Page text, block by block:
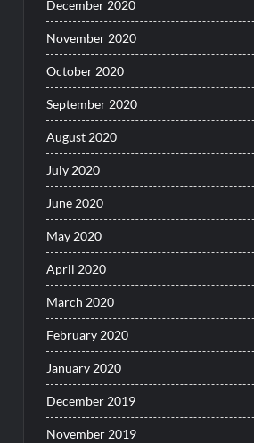
December 2020
November 2020
October 2020
September 2020
August 2020
July 2020
June 2020
May 2020
April 2020
March 2020
February 2020
January 2020
December 2019
November 2019